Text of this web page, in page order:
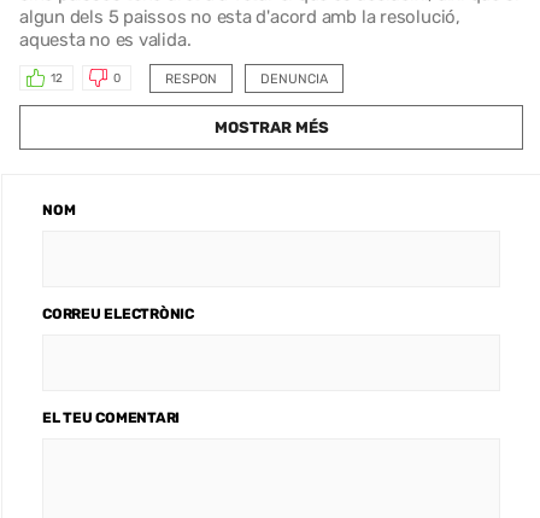
algun dels 5 paissos no esta d'acord amb la resolució,
aquesta no es valida.
RESPON
12 0 DENUNCIA
MOSTRAR MÉS
NOM
CORREU ELECTRÒNIC
EL TEU COMENTARI